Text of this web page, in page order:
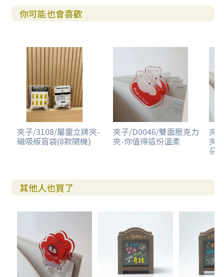
你可能也會喜歡
夾子/3108/屬靈立牌夾-
磁吸版盲袋(8款隨機)
夾子/D0046/雙面壓克力
夾-你值得這份溫柔
夾
夾-
朵
其他人也買了